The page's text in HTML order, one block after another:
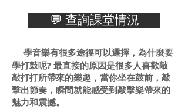
💬 查詢課堂情況
學音樂有很多途徑可以選擇，為什麼要
學打鼓呢? 最直接的原因是很多人喜歡敲
敲打打所帶來的樂趣，當你坐在鼓前，敲
擊出節奏，瞬間就能感受到敲擊樂帶來的
魅力和震撼。